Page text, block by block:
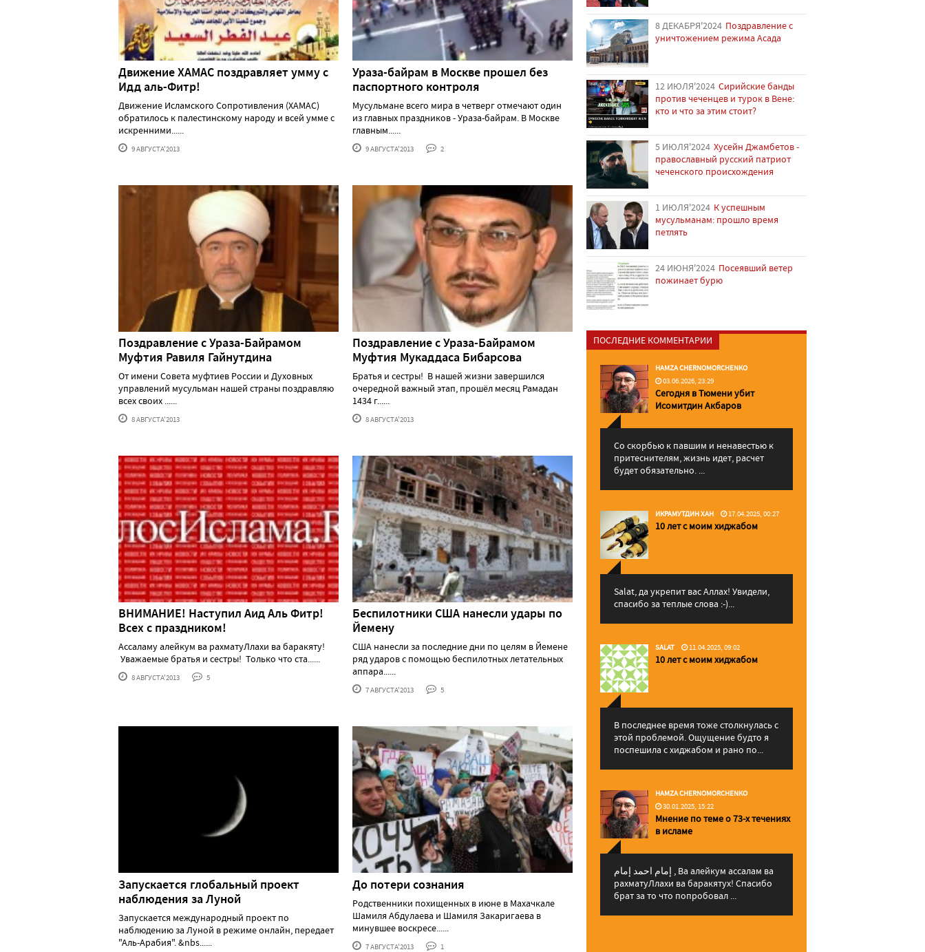
Движение ХАМАС поздравляет умму с
Идд аль-Фитр!
Движение Исламского Сопротивления (ХАМАС)
обратилось к палестинскому народу и всей умме с
искренними......
9 АВГУСТА'2013
Ураза-байрам в Москве прошел без
паспортного контроля
Мусульмане всего мира в четверг отмечают один
из главных праздников - Ураза-байрам. В Москве
главным......
9 АВГУСТА'2013 2
Поздравление с Ураза-Байрамом
Муфтия Равиля Гайнутдина
От имени Совета муфтиев России и Духовных
управлений мусульман нашей страны поздравляю
всех своих ......
8 АВГУСТА'2013
Поздравление с Ураза-Байрамом
Муфтия Мукаддаса Бибарсова
Братья и сестры! В нашей жизни завершился
очередной важный этап, прошёл месяц Рамадан
1434 г......
8 АВГУСТА'2013
ВНИМАНИЕ! Наступил Аид Аль Фитр!
Всех с праздником!
Ассаламу алейкум ва рахматуЛлахи ва баракяту!
Уважаемые братья и сестры! Только что ста......
8 АВГУСТА'2013 5
Беспилотники США нанесли удары по
Йемену
США нанесли за последние дни по целям в Йемене
ряд ударов с помощью беспилотных летательных
аппара......
7 АВГУСТА'2013 5
Запускается глобальный проект
наблюдения за Луной
Запускается международный проект по
наблюдению за Луной в режиме онлайн, передает
"Аль-Арабия". &nbs......
До потери сознания
Родственники похищенных в июне в Махачкале
Шамиля Абдулаева и Шамиля Закаригаева в
минувшее воскресе......
7 АВГУСТА'2013 1
8 ДЕКАБРЯ'2024 Поздравление с
уничтожением режима Асада
12 ИЮЛЯ'2024 Сирийские банды
против чеченцев и турок в Вене:
кто и что за этим стоит?
5 ИЮЛЯ'2024 Хусейн Джамбетов -
православный русский патриот
чеченского происхождения
1 ИЮЛЯ'2024 К успешным
мусульманам: прошло время
петлять
24 ИЮНЯ'2024 Посеявший ветер
пожинает бурю
ПОСЛЕДНИЕ КОММЕНТАРИИ
HAMZA CHERNOMORCHENKO
03.06.2026, 23:29
Сегодня в Тюмени убит
Исомитдин Акбаров
Со скорбью к павшим и ненавестью к
притеснителям, жизнь идет, расчет
будет обязательно. ...
ИКРАМУТДИН ХАН 17.04.2025, 00:27
10 лет с моим хиджабом
Salat, да укрепит вас Аллаx! Увидели,
спасибо за теплые слова :-)...
SALAT 11.04.2025, 09:02
10 лет с моим хиджабом
В последнее время тоже столкнулась с
этой проблемой. Ощущение будто я
поспешила с хиджабом и рано по...
HAMZA CHERNOMORCHENKO
30.01.2025, 15:22
Мнение по теме о 73-х течениях
в исламе
إمام احمد إمام , Ва алейкум ассалам ва
рахматуЛлахи ва баракятух! Спасибо
брат за то что попробовал ...